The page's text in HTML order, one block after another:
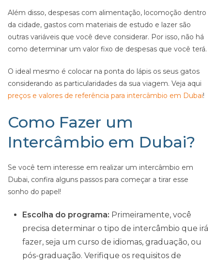
Além disso, despesas com alimentação, locomoção dentro
da cidade, gastos com materiais de estudo e lazer são
outras variáveis que você deve considerar. Por isso, não há
como determinar um valor fixo de despesas que você terá.
O ideal mesmo é colocar na ponta do lápis os seus gatos
considerando as particularidades da sua viagem. Veja aqui
preços e valores de referência para intercâmbio em Dubai!
Como Fazer um
Intercâmbio em Dubai?
Se você tem interesse em realizar um intercâmbio em
Dubai, confira alguns passos para começar a tirar esse
sonho do papel!
Escolha do programa: Primeiramente, você
precisa determinar o tipo de intercâmbio que irá
fazer, seja um curso de idiomas, graduação, ou
pós-graduação. Verifique os requisitos de